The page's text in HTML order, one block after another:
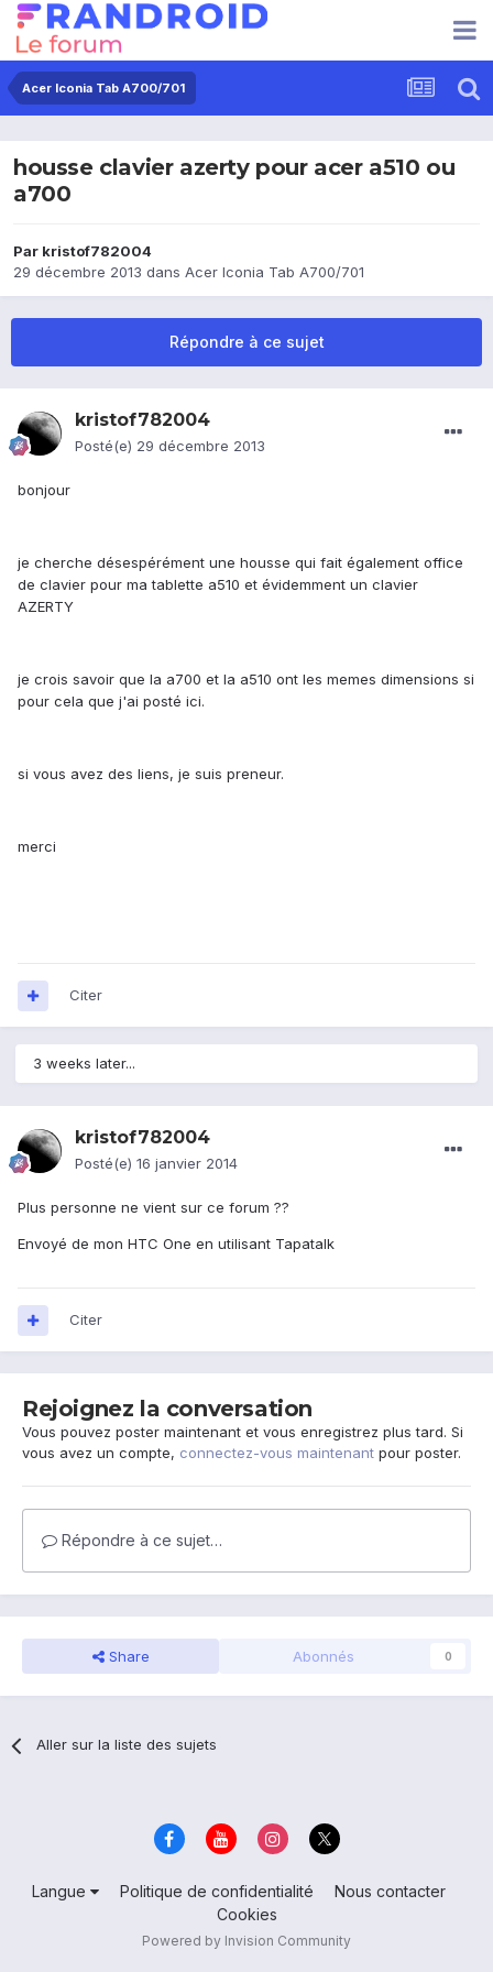
Acer Iconia Tab A700/701
housse clavier azerty pour acer a510 ou
a700
Par kristof782004
29 décembre 2013 dans Acer Iconia Tab A700/701
Répondre à ce sujet
kristof782004
Posté(e) 29 décembre 2013
bonjour
je cherche désespérément une housse qui fait également office
de clavier pour ma tablette a510 et évidemment un clavier
AZERTY
je crois savoir que la a700 et la a510 ont les memes dimensions si
pour cela que j'ai posté ici.
si vous avez des liens, je suis preneur.
merci
Citer
3 weeks later...
kristof782004
Posté(e) 16 janvier 2014
Plus personne ne vient sur ce forum ??
Envoyé de mon HTC One en utilisant Tapatalk
Citer
Rejoignez la conversation
Vous pouvez poster maintenant et vous enregistrez plus tard. Si
vous avez un compte, connectez-vous maintenant pour poster.
Répondre à ce sujet…
Share Abonnés 0
Aller sur la liste des sujets
Langue Politique de confidentialité
Nous contacter
Cookies
Powered by Invision Community